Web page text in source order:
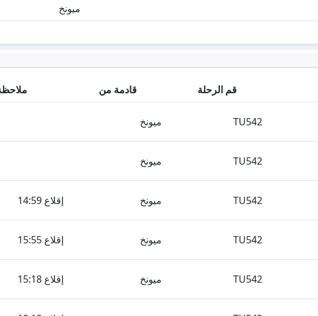
ميونخ
قم الرحلة قادمة من
TU542 ميونخ
TU542 ميونخ
TU542 ميونخ إقلاع 14:59
TU542 ميونخ إقلاع 15:55
TU542 ميونخ إقلاع 15:18